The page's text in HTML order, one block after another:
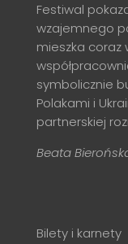
Festiwal
wzajemnego
mieszka coraz
symbolicznie
Polakami i
partnerskiej
Beata
Bilety i karnety